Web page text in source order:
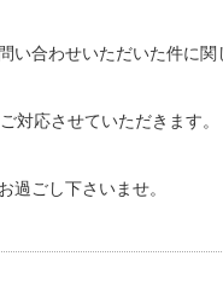
い合わせいただいた件に関
対応させていただきます。
過ごし下さいませ。